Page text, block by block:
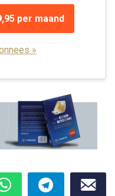
per maand
»